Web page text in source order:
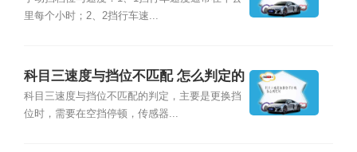
里每个小时；2、2挡行车速...
科目三速度与挡位不匹配 怎么判定的
科目三速度与挡位不匹配的判定，主要是更换挡
位时，需要在空挡停顿，传感器...